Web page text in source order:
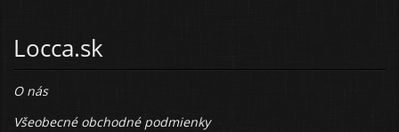
Locca.sk
O nás
Všeobecné obchodné podmienky